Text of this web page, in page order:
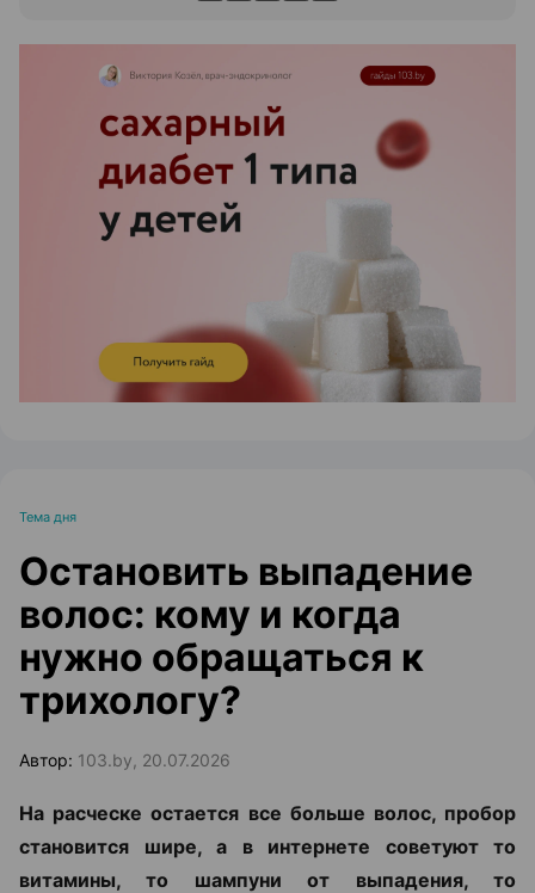
ЭФФЕКТИВНАЯ РЕКЛАМА НА САЙТЕ
Тема дня
Остановить выпадение
волос: кому и когда
нужно обращаться к
трихологу?
Автор: 103.by, 20.07.2026
На расческе остается все больше волос, пробор
становится шире, а в интернете советуют то
витамины, то шампуни от выпадения, то